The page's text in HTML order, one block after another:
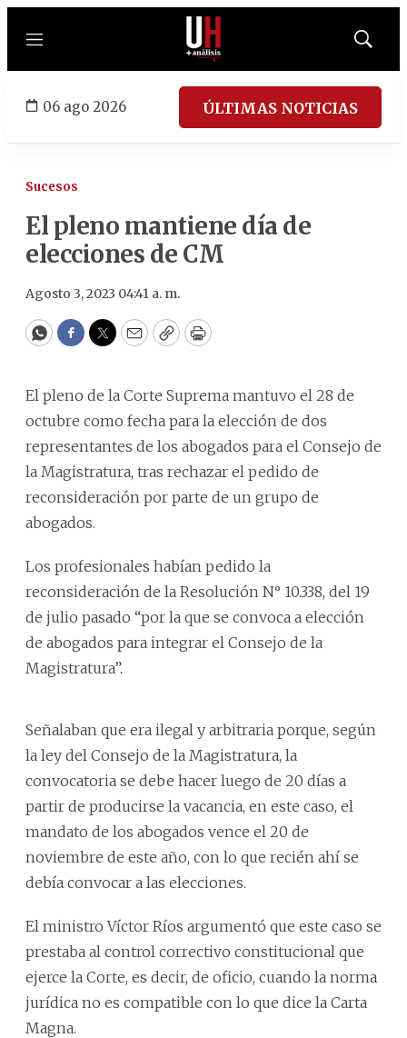
Menú
Mostrar
06 ago 2026 ÚLTIMAS NOTICIAS
Sucesos
El pleno mantiene día de
elecciones de CM
Agosto 3, 2023 04:41 a. m.
WhatsApp
Facebook
Twitter
EmailCopyPrint
El pleno de la Corte Suprema mantuvo el 28 de
octubre como fecha para la elección de dos
representantes de los abogados para el Consejo de
la Magistratura, tras rechazar el pedido de
reconsideración por parte de un grupo de
abogados.
Los profesionales habían pedido la
reconsideración de la Resolución N° 10.338, del 19
de julio pasado “por la que se convoca a elección
de abogados para integrar el Consejo de la
Magistratura”.
Señalaban que era ilegal y arbitraria porque, según
la ley del Consejo de la Magistratura, la
convocatoria se debe hacer luego de 20 días a
partir de producirse la vacancia, en este caso, el
mandato de los abogados vence el 20 de
noviembre de este año, con lo que recién ahí se
debía convocar a las elecciones.
El ministro Víctor Ríos argumentó que este caso se
prestaba al control correctivo constitucional que
ejerce la Corte, es decir, de oficio, cuando la norma
jurídica no es compatible con lo que dice la Carta
Magna.